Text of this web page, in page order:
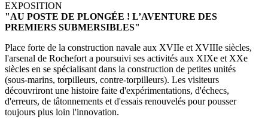
EXPOSITION
"AU POSTE DE PLONGÉE ! L’AVENTURE DES
PREMIERS SUBMERSIBLES"
Place forte de la construction navale aux XVIIe et XVIIIe siècles,
l'arsenal de Rochefort a poursuivi ses activités aux XIXe et XXe
siècles en se spécialisant dans la construction de petites unités
(sous‑marins, torpilleurs, contre-torpilleurs). Les visiteurs
découvriront une histoire faite d'expérimentations, d'échecs,
d'erreurs, de tâtonnements et d'essais renouvelés pour pousser
toujours plus loin l'innovation.